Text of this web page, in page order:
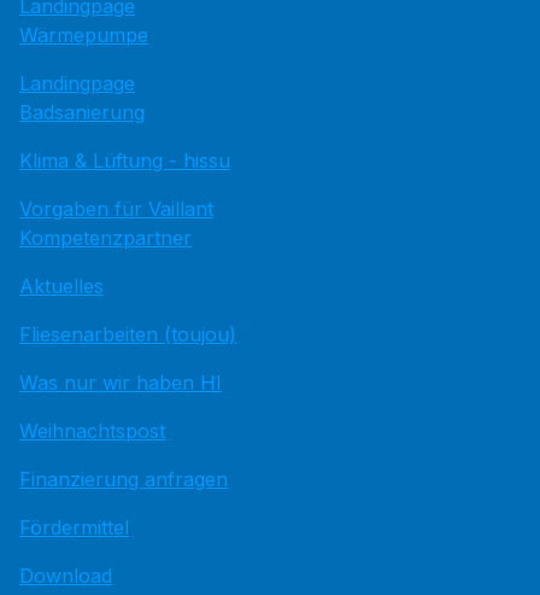
Landingpage
Wärmepumpe
Landingpage
Badsanierung
Klima & Lüftung - hissu
Vorgaben für Vaillant
Kompetenzpartner
Aktuelles
Fliesenarbeiten (toujou)
Was nur wir haben HI
Weihnachtspost
Finanzierung anfragen
Fördermittel
Download